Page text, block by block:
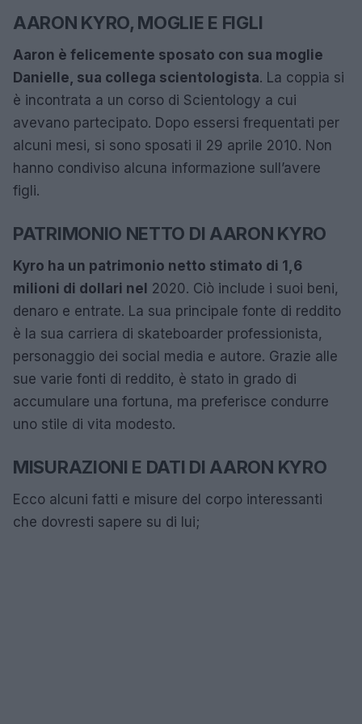
AARON KYRO, MOGLIE E FIGLI
Aaron è felicemente sposato con sua moglie
Danielle, sua collega scientologista. La coppia si
è incontrata a un corso di Scientology a cui
avevano partecipato. Dopo essersi frequentati per
alcuni mesi, si sono sposati il 29 aprile 2010. Non
hanno condiviso alcuna informazione sull’avere
figli.
PATRIMONIO NETTO DI AARON KYRO
Kyro ha un patrimonio netto stimato di 1,6
milioni di dollari nel 2020. Ciò include i suoi beni,
denaro e entrate. La sua principale fonte di reddito
è la sua carriera di skateboarder professionista,
personaggio dei social media e autore. Grazie alle
sue varie fonti di reddito, è stato in grado di
accumulare una fortuna, ma preferisce condurre
uno stile di vita modesto.
MISURAZIONI E DATI DI AARON KYRO
Ecco alcuni fatti e misure del corpo interessanti
che dovresti sapere su di lui;